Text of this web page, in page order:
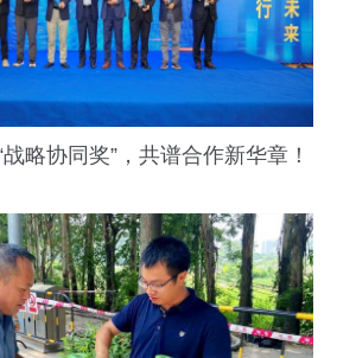
略协同奖”，共谱合作新华章！